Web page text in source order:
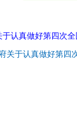
于认真做好第四次
关于认真做好第四